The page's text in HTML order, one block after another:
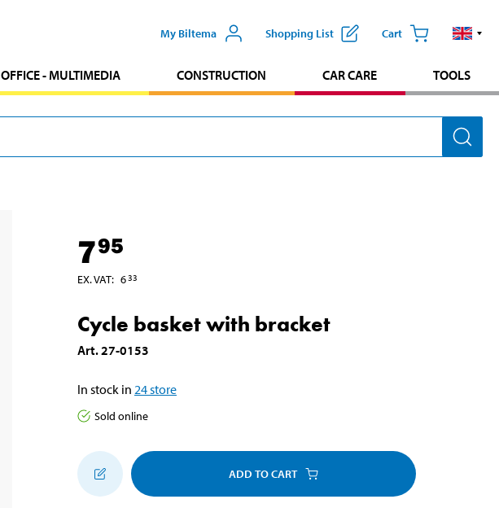
My Biltema Shopping List Cart
OFFICE - MULTIMEDIA CONSTRUCTION CAR CARE TOOLS
795
EX. VAT: 633
Cycle basket with bracket
Art.27-0153
In stock in 24store
Sold online
ADD TO CART